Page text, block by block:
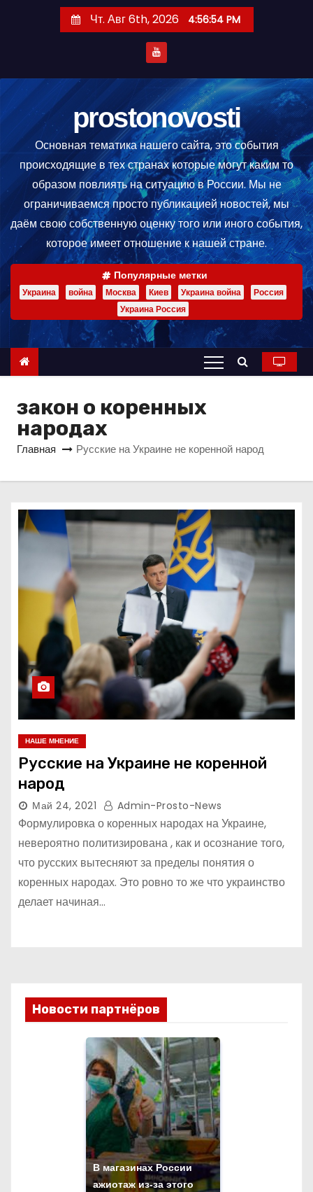
е
р
ж
м
Чт. Авг 6th, 2026 4:56:54 PM
prostonovosti
Основная тематика нашего сайта, это события
происходящие в тех странах которые могут каким то
образом повлиять на ситуацию в России. Мы не
ограничиваемся просто публикацией новостей, мы
даём свою собственную оценку того или иного события,
которое имеет отношение к нашей стране.
Популярные метки
Украина война Москва Киев Украина война
Россия
Украина Россия
закон о коренных
народах
Главная Русские на Украине не коренной народ
НАШЕ МНЕНИЕ
Русские на Украине не коренной
народ
Май 24, 2021 Admin-Prosto-News
Формулировка о коренных народах на Украине,
невероятно политизирована , как и осознание того,
что русских вытесняют за пределы понятия о
коренных народах. Это ровно то же что украинство
делает начиная…
Новости партнёров
В магазинах России
ажиотаж из-за этого